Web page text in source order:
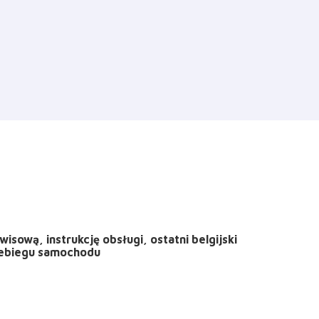
instrukcję obsługi, ostatni belgijski
samochodu